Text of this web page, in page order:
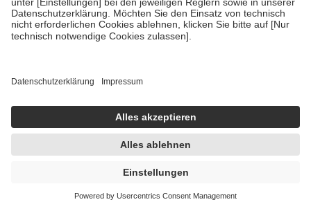
50 St
14,36 €
sofort lieferbar